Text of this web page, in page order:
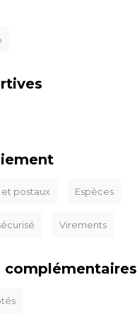
postaux Espèces
Virements